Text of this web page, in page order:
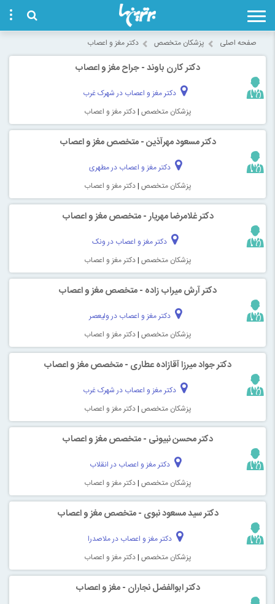
صفحه اصلی پزشکان متخصص دکتر مغز و اعصاب
دکتر کارن باوند - جراح مغز و اعصاب
دکتر مغز و اعصاب در شهرک غرب
پزشکان متخصص |دکتر مغز و اعصاب
دکتر مسعود مهرآذین - متخصص مغز و اعصاب
دکتر مغز و اعصاب در مطهری
پزشکان متخصص |دکتر مغز و اعصاب
دکتر غلامرضا مهریار - متخصص مغز و اعصاب
دکتر مغز و اعصاب در ونک
پزشکان متخصص |دکتر مغز و اعصاب
دکتر آرش میراب زاده - متخصص مغز و اعصاب
دکتر مغز و اعصاب در ولیعصر
پزشکان متخصص |دکتر مغز و اعصاب
دکتر جواد میرزا آقازاده عطاری‎ - متخصص مغز و اعصاب
دکتر مغز و اعصاب در شهرک غرب
پزشکان متخصص |دکتر مغز و اعصاب
دکتر محسن نبیونی‎ - متخصص مغز و اعصاب
دکتر مغز و اعصاب در انقلاب
پزشکان متخصص |دکتر مغز و اعصاب
دکتر سید مسعود نبوی‎ - متخصص مغز و اعصاب
دکتر مغز و اعصاب در ملاصدرا
پزشکان متخصص |دکتر مغز و اعصاب
دکتر ابوالفضل نجاران - مغز و اعصاب